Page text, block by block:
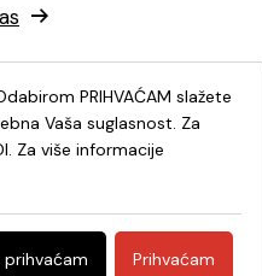
PRIHVAĆAM slažete
Vaša suglasnost. Za
Za više informacije
prihvaćam Prihvaćam